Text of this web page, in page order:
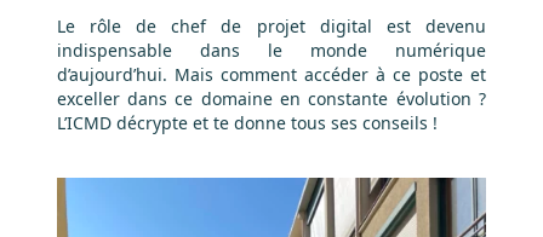
Le rôle de chef de projet digital est devenu
indispensable dans le monde numérique
d’aujourd’hui. Mais comment accéder à ce poste et
exceller dans ce domaine en constante évolution ?
L’ICMD décrypte et te donne tous ses conseils !